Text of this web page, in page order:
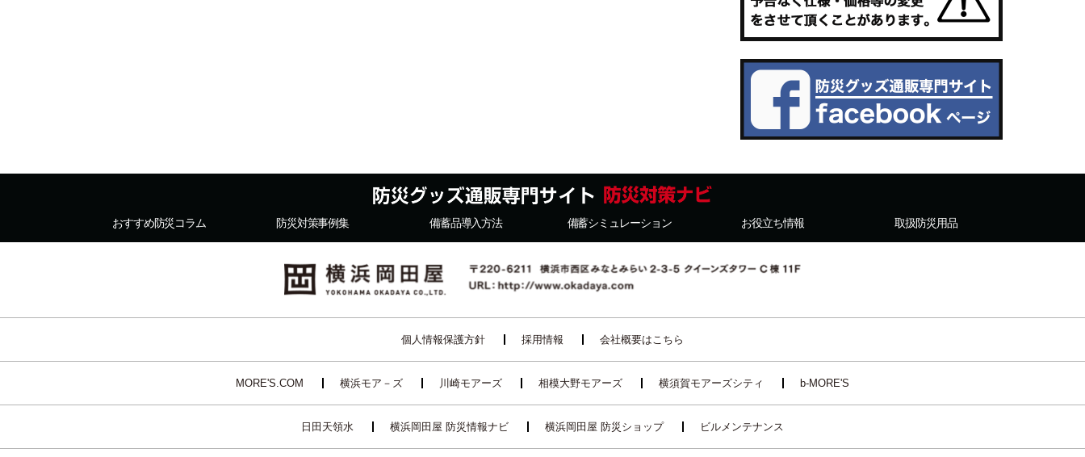
おすすめ防災コラム 防災対策事例集 備蓄品導入方法 備蓄シミュレーション お役立ち情報 取扱防災用品
個人情報保護方針 採用情報 会社概要はこちら
MORE'S.COM 横浜モア－ズ 川崎モアーズ 相模大野モアーズ 横須賀モアーズシティ b-MORE'S
日田天領水 横浜岡田屋 防災情報ナビ 横浜岡田屋 防災ショップ ビルメンテナンス